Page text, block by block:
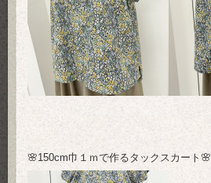
🌸150cm巾１ｍで作るタックスカート🌸